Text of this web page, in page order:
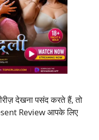
देखना पसंद करते हैं, तो
Review आपके लिए